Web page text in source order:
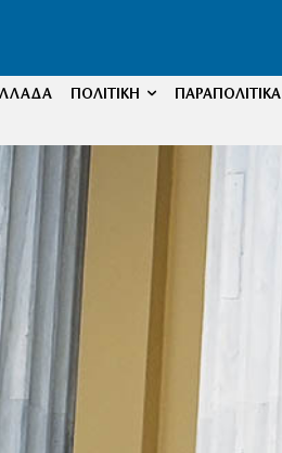
ΠΟΛΙΤΙΚΗ ΠΑΡΑΠΟΛΙΤΙΚΑ